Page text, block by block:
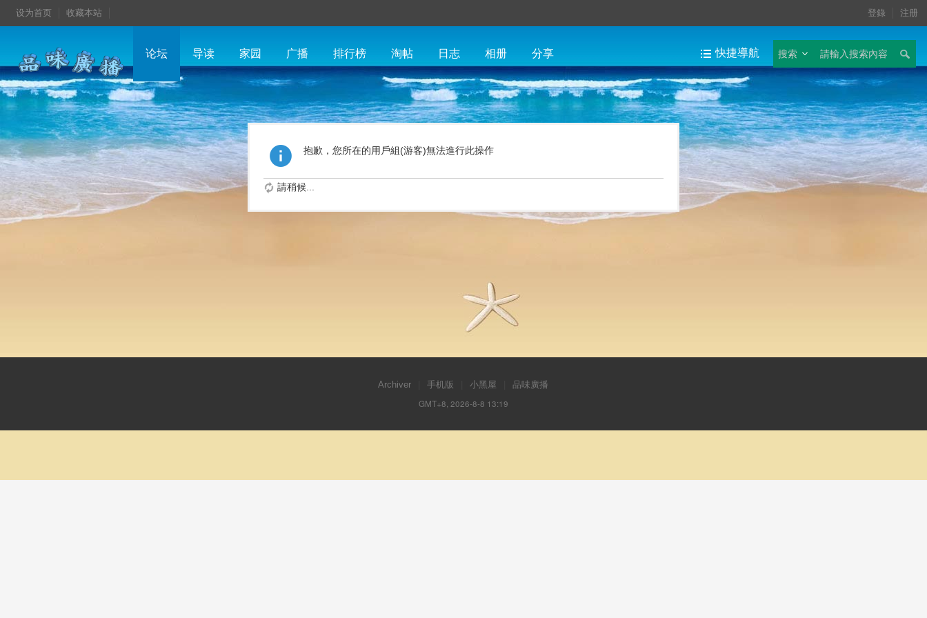
设为首页 收藏本站 登錄 注册
论坛 导读 家园 广播 排行榜 淘帖 日志 相册 分享 搜索
快捷導航
抱歉，您所在的用戶組(游客)無法進行此操作
請稍候...
Archiver 手机版 小黑屋 品味廣播
GMT+8, 2026-8-8 13:19